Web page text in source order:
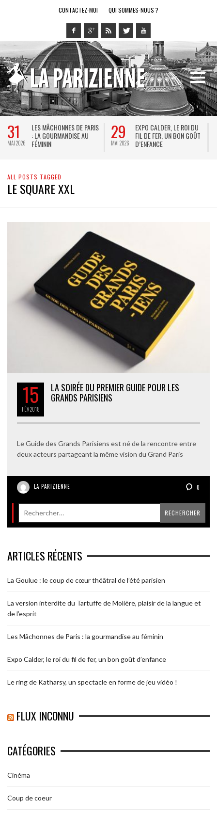
CONTACTEZ-MOI QUI SOMMES-NOUS ?
31
MAI 2026
LES MÂCHONNES DE PARIS
: LA GOURMANDISE AU
FÉMININ
29
MAI 2026
EXPO CALDER, LE ROI DU
FIL DE FER, UN BON GOÛT
D’ENFANCE
ALL POSTS TAGGED
LE SQUARE XXL
15
FÉV2018
LA SOIRÉE DU PREMIER GUIDE POUR LES
GRANDS PARISIENS
Le Guide des Grands Parisiens est né de la rencontre entre
deux acteurs partageant la même vision du Grand Paris
LA PARIZIENNE 0
ARTICLES RÉCENTS
La Goulue : le coup de cœur théâtral de l’été parisien
La version interdite du Tartuffe de Molière, plaisir de la langue et
de l’esprit
Les Mâchonnes de Paris : la gourmandise au féminin
Expo Calder, le roi du fil de fer, un bon goût d’enfance
Le ring de Katharsy, un spectacle en forme de jeu vidéo !
FLUX INCONNU
CATÉGORIES
Cinéma
Coup de coeur